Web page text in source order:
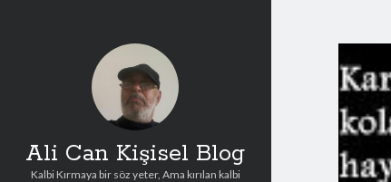
Ali Can Kişisel Blog
Kalbi Kırmaya bir söz yeter, Ama kırılan kalbi